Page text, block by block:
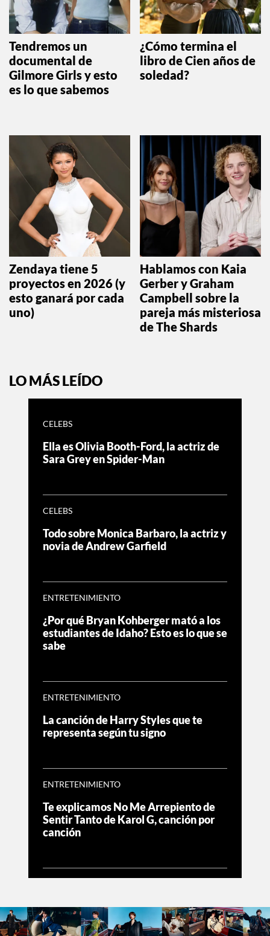
Tendremos un
documental de
Gilmore Girls y esto
es lo que sabemos
¿Cómo termina el
libro de Cien años de
soledad?
Zendaya tiene 5
proyectos en 2026 (y
esto ganará por cada
uno)
Hablamos con Kaia
Gerber y Graham
Campbell sobre la
pareja más misteriosa
de The Shards
LO MÁS LEÍDO
CELEBS
Ella es Olivia Booth-Ford, la actriz de
Sara Grey en Spider-Man
CELEBS
Todo sobre Monica Barbaro, la actriz y
novia de Andrew Garfield
ENTRETENIMIENTO
¿Por qué Bryan Kohberger mató a los
estudiantes de Idaho? Esto es lo que se
sabe
ENTRETENIMIENTO
La canción de Harry Styles que te
representa según tu signo
ENTRETENIMIENTO
Te explicamos No Me Arrepiento de
Sentir Tanto de Karol G, canción por
canción